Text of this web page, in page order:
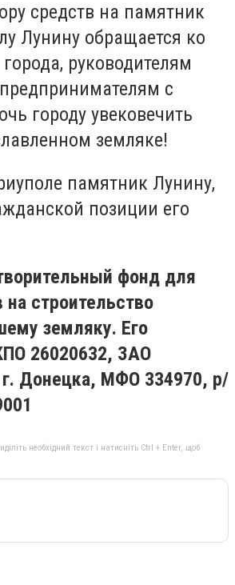
средств на памятник
Лунину обращается ко
руководителям
с
городу увековечить
земляке!
памятник Лунину,
позиции его
фонд для
на строительство
земляку. Его
26020632, ЗАО
г. Донецка, МФО 334970, р/
необхідний текст і натисніть Ctrl + Enter, щоб